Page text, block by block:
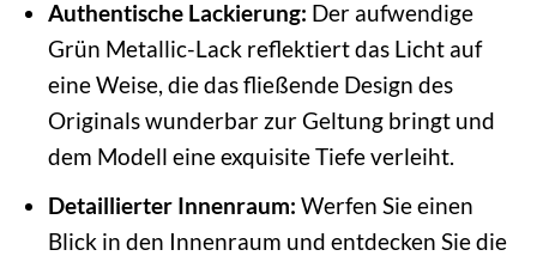
Authentische Lackierung: Der aufwendige
Grün Metallic-Lack reflektiert das Licht auf
eine Weise, die das fließende Design des
Originals wunderbar zur Geltung bringt und
dem Modell eine exquisite Tiefe verleiht.
Detaillierter Innenraum: Werfen Sie einen
Blick in den Innenraum und entdecken Sie die